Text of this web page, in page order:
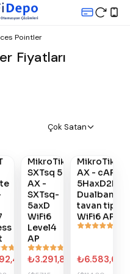
Pointler
Fiyatları
Çok Satan
#422
Satın
MikroTik
SXTsq 5
AX -
SXTsq-
5axD
WiFi6
Level4
AP
₺3.291,84
#401
Satın
MikroTik
AX - cAPGi-
Dualband
tavan tipi
WiFi6 AP
₺6.583,68